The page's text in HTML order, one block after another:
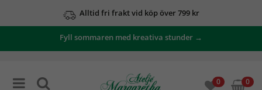
Alltid fri frakt vid köp över 799 kr
Fyll sommaren med kreativa stunder →
0 0